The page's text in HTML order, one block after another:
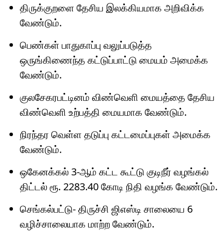
திருக்குறளை தேசிய இலக்கியமாக அறிவிக்க
வேண்டும்.
பெண்கள் பாதுகாப்பு வலுப்படுத்த
ஒருங்கிணைந்த கட்டுப்பாட்டு மையம் அமைக்க
வேண்டும்.
குலசேகரபட்டினம் விண்வெளி மையத்தை தேசிய
விண்வெளி உற்பத்தி மையமாக வேண்டும்.
நிரந்தர வெள்ள தடுப்பு கட்டமைப்புகள் அமைக்க
வேண்டும்.
ஒகேனக்கல் 3-ஆம் கட்ட கூட்டு குடிநீர் வழங்கல்
திட்டல் ரூ. 2283.40 கோடி நிதி வழங்க வேண்டும்.
செங்கல்பட்டு- திருச்சி ஜிஎஸ்டி சாலையை 6
வழிச்சாலையாக மாற்ற வேண்டும்.